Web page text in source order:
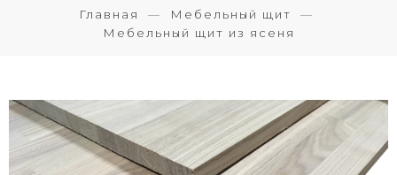
Главная
Мебельный щит
Мебельный щит из ясеня